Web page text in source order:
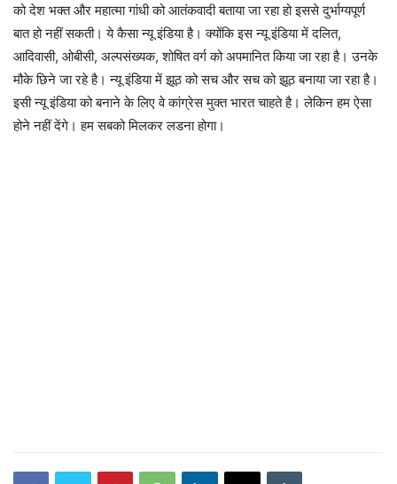
को देश भक्त और महात्मा गांधी को आतंकवादी बताया जा रहा हो इससे दुर्भाग्यपूर्ण
बात हो नहीं सकती। ये कैसा न्यू इंडिया है। क्योंकि इस न्यू इंडिया में दलित,
आदिवासी, ओबीसी, अल्पसंख्यक, शोषित वर्ग को अपमानित किया जा रहा है। उनके
मौके छिने जा रहे है। न्यू इंडिया में झूठ को सच और सच को झूठ बनाया जा रहा है।
इसी न्यू इंडिया को बनाने के लिए वे कांग्रेस मुक्त भारत चाहते है। लेकिन हम ऐसा
होने नहीं देंगे। हम सबको मिलकर लडना होगा।